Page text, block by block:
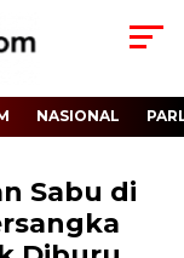
NASIONAL
Sabu di